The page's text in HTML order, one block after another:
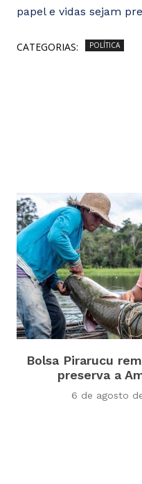
papel e vidas sejam
CATEGORIAS: POLÍTICA
Bolsa Pirarucu
preserva a
6 de agosto